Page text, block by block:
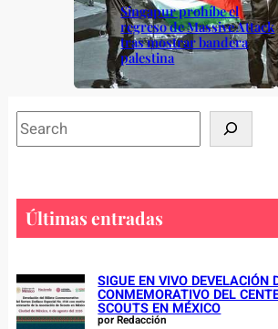
Singapur prohíbe el
regreso de Massive Attack
tras mostrar bandera
palestina
S
e
r
h
Últimas entradas
SIGUE EN VIVO DEVELACIÓN
CONMEMORATIVO DEL
SCOUTS EN MÉXICO
por Redacción